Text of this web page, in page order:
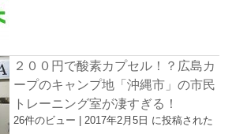
２００円で酸素カプセル！？広島カ
ープのキャンプ地「沖縄市」の市民
トレーニング室が凄すぎる！
26件のビュー | 2017年2月5日 に投稿された